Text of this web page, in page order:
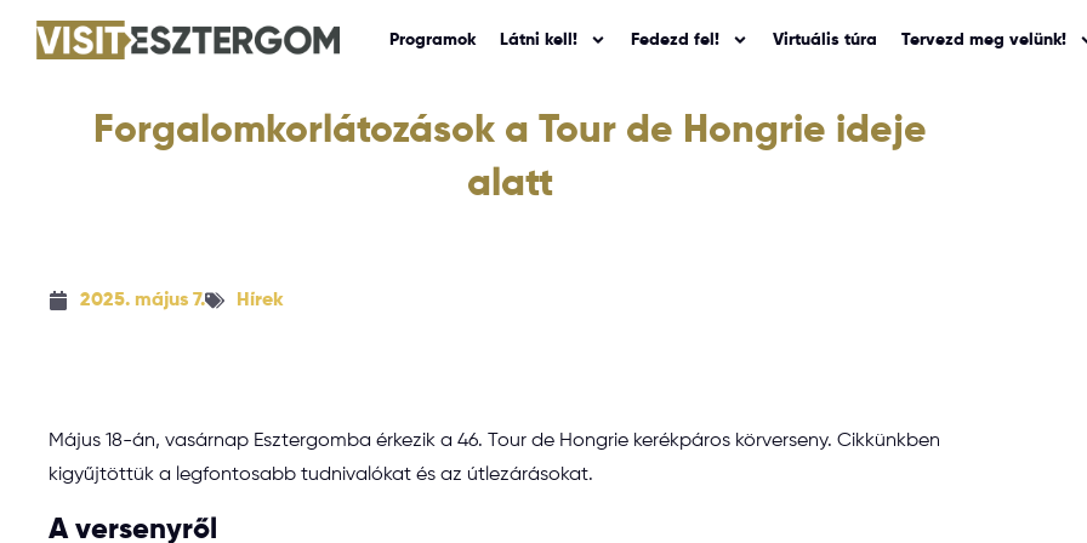
Programok Látni kell! Fedezd fel! Virtuális túra Tervezd meg velünk!
Forgalomkorlátozások a Tour de Hongrie ideje
alatt
2025. május 7. Hírek
Május 18-án, vasárnap Esztergomba érkezik a 46. Tour de Hongrie kerékpáros körverseny. Cikkünkben
kigyűjtöttük a legfontosabb tudnivalókat és az útlezárásokat.
A versenyről